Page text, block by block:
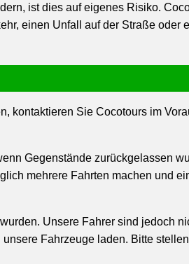
ist dies auf eigenes Risiko.
einen Unfall auf der Straße oder
kontaktieren Sie Cocotours im
Gegenstände zurückgelassen
mehrere Fahrten machen und
Unsere Fahrer sind jedoch
Fahrzeuge laden. Bitte